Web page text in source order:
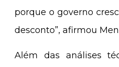
porque o governo
desconto”, afirmou
Além das análises